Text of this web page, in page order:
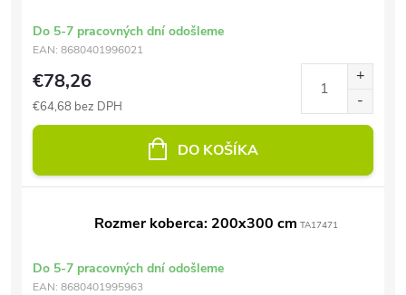
Do 5-7 pracovných dní odošleme
EAN: 8680401996021
€78,26
€64,68 bez DPH
DO KOŠÍKA
Rozmer koberca: 200x300 cm TA17471
Do 5-7 pracovných dní odošleme
EAN: 8680401995963